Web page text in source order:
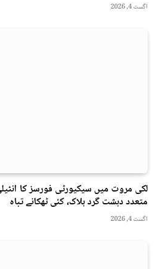
اگست 4, 2026
لکی مروت میں سیکیورٹی فورسز کا
متعدد دہشت گرد ہلاک، کئی ٹھکانے تباہ
اگست 4, 2026